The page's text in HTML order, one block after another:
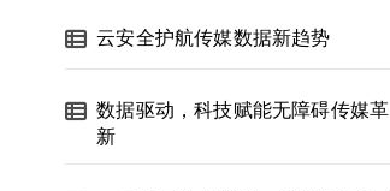
云安全护航传媒数据新趋势
数据驱动，科技赋能无障碍传媒革
新